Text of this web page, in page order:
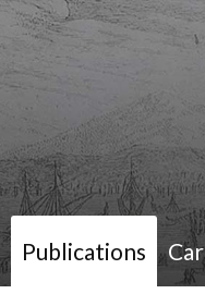
Publications